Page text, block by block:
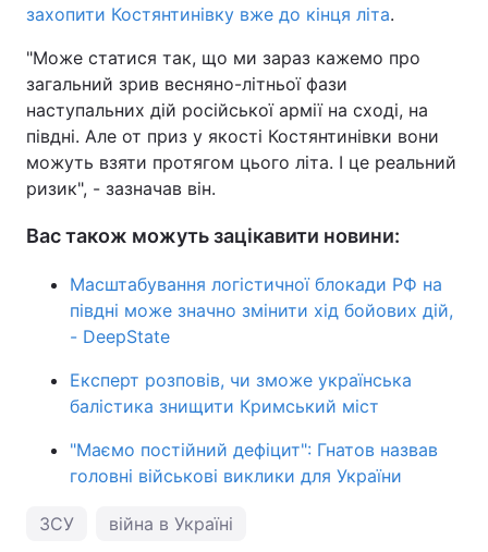
захопити Костянтинівку вже до кінця літа.
"Може статися так, що ми зараз кажемо про
загальний зрив весняно-літньої фази
наступальних дій російської армії на сході, на
півдні. Але от приз у якості Костянтинівки вони
можуть взяти протягом цього літа. І це реальний
ризик", - зазначав він.
Вас також можуть зацікавити новини:
Масштабування логістичної блокади РФ на
півдні може значно змінити хід бойових дій,
- DeepState
Експерт розповів, чи зможе українська
балістика знищити Кримський міст
"Маємо постійний дефіцит": Гнатов назвав
головні військові виклики для України
ЗСУ війна в Україні